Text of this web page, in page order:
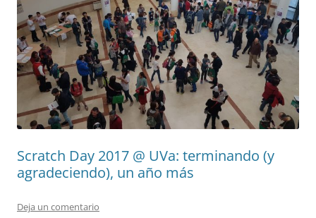
Scratch Day 2017 @ UVa: terminando (y
agradeciendo), un año más
Deja un comentario